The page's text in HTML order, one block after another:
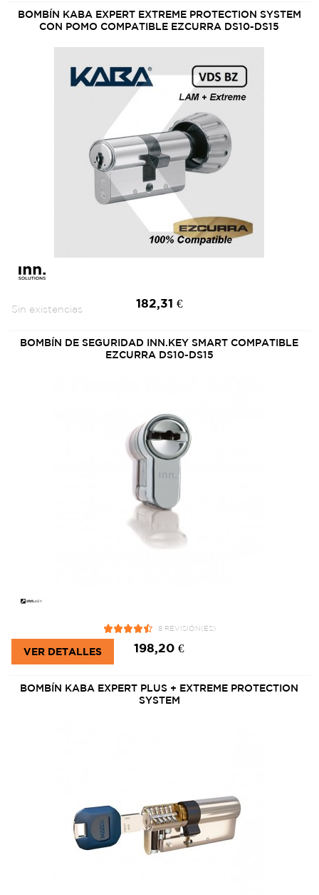
BOMBÍN KABA EXPERT EXTREME PROTECTION SYSTEM
CON POMO COMPATIBLE EZCURRA DS10-DS15
182,31 €
Sin existencias
BOMBÍN DE SEGURIDAD INN.KEY SMART COMPATIBLE
EZCURRA DS10-DS15
8 REVISIÓN(ES)
198,20 €
VER DETALLES
BOMBÍN KABA EXPERT PLUS + EXTREME PROTECTION
SYSTEM